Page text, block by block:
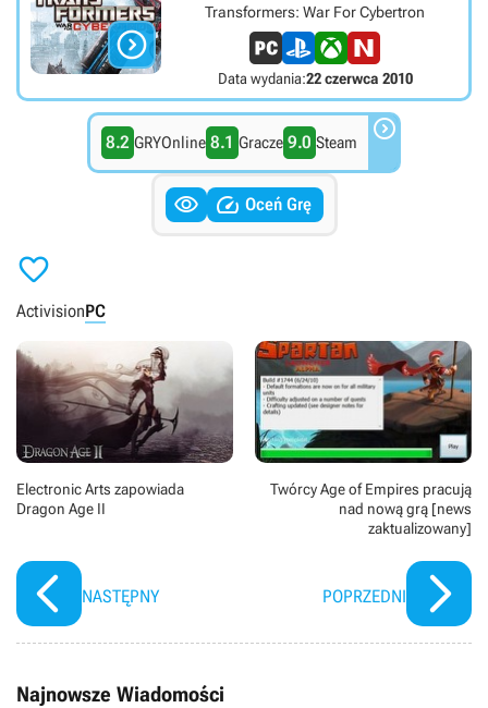

Transformers: War For Cybertron
Data wydania:22 czerwca 2010
8.2 GRYOnline 8.1 Gracze 9.0 Steam 
  Oceń Grę

ActivisionPC
Electronic Arts zapowiada
Dragon Age II
NASTĘPNY
Twórcy Age of Empires pracują
nad nową grą [news
zaktualizowany]
POPRZEDNI
Najnowsze Wiadomości